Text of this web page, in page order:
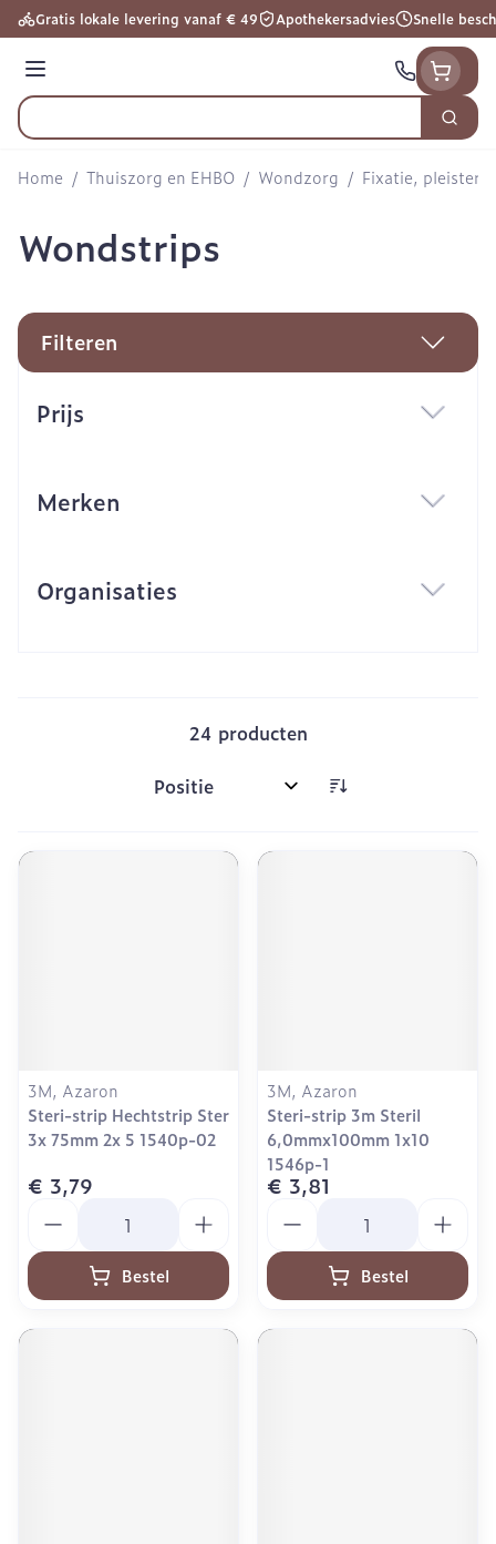
Ga naar de inhoud
Gratis lokale levering vanaf € 49 Apothekersadvies Snelle
Menu
Product, merk, categorie...
Zoek
Home / Thuiszorg en EHBO / Wondzorg / Fixatie, pleisters
Wondstrips
Filteren
Prijs
Merken
Organisaties
24 producten
Sorteer op:
3M, Azaron
Steri-strip Hechtstrip Ster
3x 75mm 2x 5 1540p-02
€ 3,79
Bestel
3M, Azaron
Steri-strip 3m Steril
6,0mmx100mm 1x10
1546p-1
€ 3,81
Bestel